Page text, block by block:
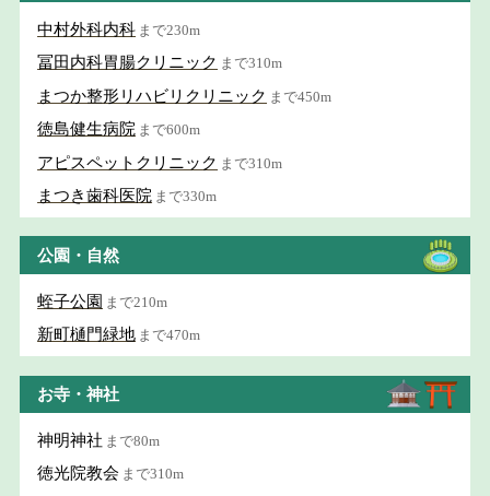
中村外科内科 まで230m
冨田内科胃腸クリニック まで310m
まつか整形リハビリクリニック まで450m
徳島健生病院 まで600m
アピスペットクリニック まで310m
まつき歯科医院 まで330m
公園・自然
蛭子公園 まで210m
新町樋門緑地 まで470m
お寺・神社
神明神社 まで80m
徳光院教会 まで310m